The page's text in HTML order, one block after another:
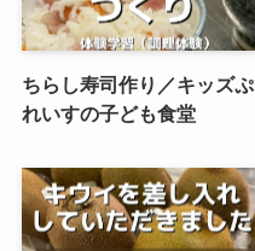
ちらし寿司作り／キッズぷ
れいすの子ども食堂